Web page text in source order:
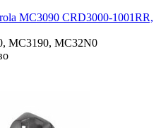
MC3090 СRD3000-1001RR,
MC3190, MC32N0